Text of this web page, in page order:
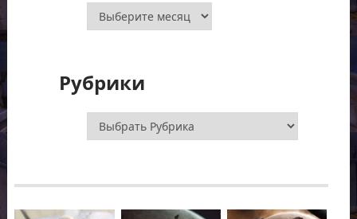
Архивы
Рубрики
Рубрики